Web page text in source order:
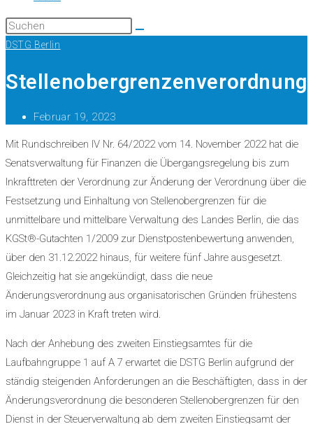
DSTG Berlin
Stellenobergrenzenverordnung
Februar 19, 2023
Mit Rundschreiben IV Nr. 64/2022 vom 14. November 2022 hat die
Senatsverwaltung für Finanzen die Übergangsregelung bis zum
Inkrafttreten der Verordnung zur Änderung der Verordnung über die
Festsetzung und Einhaltung von Stellenobergrenzen für die
unmittelbare und mittelbare Verwaltung des Landes Berlin, die das
KGSt®-Gutachten 1/2009 zur Dienstpostenbewertung anwenden,
über den 31.12.2022 hinaus, für weitere fünf Jahre ausgesetzt.
Gleichzeitig hat sie angekündigt, dass die neue
Änderungsverordnung aus organisatorischen Gründen frühestens
im Januar 2023 in Kraft treten wird.
Nach der Anhebung des zweiten Einstiegsamtes für die
Laufbahngruppe 1 auf A 7 erwartet die DSTG Berlin aufgrund der
ständig steigenden Anforderungen an die Beschäftigten, dass in der
Änderungsverordnung die besonderen Stellenobergrenzen für den
Dienst in der Steuerverwaltung ab dem zweiten Einstiegsamt der